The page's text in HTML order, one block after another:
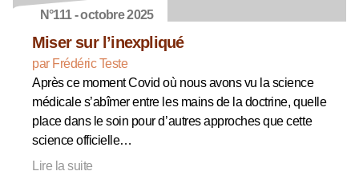
N°111 - octobre 2025
Miser sur l’inexpliqué
par Frédéric Teste
Après ce moment Covid où nous avons vu la science
médicale s’abîmer entre les mains de la doctrine, quelle
place dans le soin pour d’autres approches que cette
science officielle…
Lire la suite